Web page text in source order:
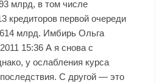
млрд, в том числе
кредиторов первой очереди
млрд. Имбирь Ольга
15:36 А я снова с
у ослабления курса
С другой — это